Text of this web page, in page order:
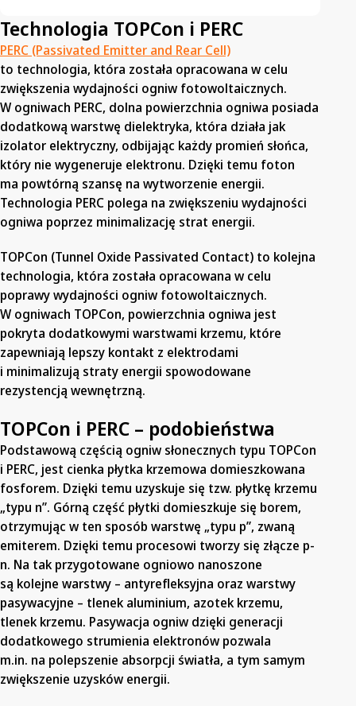
Technologia TOPCon i PERC
PERC (Passivated Emitter and Rear Cell)
to technologia, która została opracowana w celu
zwiększenia wydajności ogniw fotowoltaicznych.
W ogniwach PERC, dolna powierzchnia ogniwa posiada
dodatkową warstwę dielektryka, która działa jak
izolator elektryczny, odbijając każdy promień słońca,
który nie wygeneruje elektronu. Dzięki temu foton
ma powtórną szansę na wytworzenie energii.
Technologia PERC polega na zwiększeniu wydajności
ogniwa poprzez minimalizację strat energii.
TOPCon (Tunnel Oxide Passivated Contact) to kolejna
technologia, która została opracowana w celu
poprawy wydajności ogniw fotowoltaicznych.
W ogniwach TOPCon, powierzchnia ogniwa jest
pokryta dodatkowymi warstwami krzemu, które
zapewniają lepszy kontakt z elektrodami
i minimalizują straty energii spowodowane
rezystencją wewnętrzną.
TOPCon i PERC – podobieństwa
Podstawową częścią ogniw słonecznych typu TOPCon
i PERC, jest cienka płytka krzemowa domieszkowana
fosforem. Dzięki temu uzyskuje się tzw. płytkę krzemu
„typu n”. Górną część płytki domieszkuje się borem,
otrzymując w ten sposób warstwę „typu p”, zwaną
emiterem. Dzięki temu procesowi tworzy się złącze p-
n. Na tak przygotowane ogniowo nanoszone
są kolejne warstwy – antyrefleksyjna oraz warstwy
pasywacyjne – tlenek aluminium, azotek krzemu,
tlenek krzemu. Pasywacja ogniw dzięki generacji
dodatkowego strumienia elektronów pozwala
m.in. na polepszenie absorpcji światła, a tym samym
zwiększenie uzysków energii.